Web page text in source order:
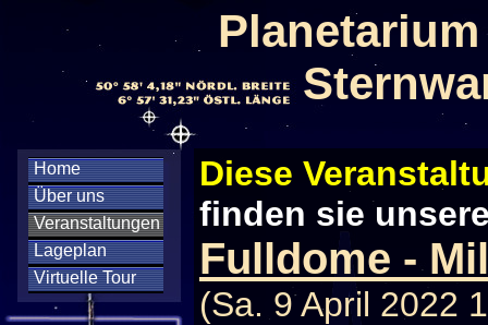
Home
Über uns
Veranstaltungen
Lageplan
Virtuelle Tour
Diese
finden sie
Fulldome -
(Sa. 9 April 2022